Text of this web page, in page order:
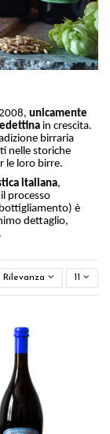
unicamente
in crescita.
birraria
nelle storiche
le loro birre.
italiana,
processo
è
dettaglio,
Rilevanza 11